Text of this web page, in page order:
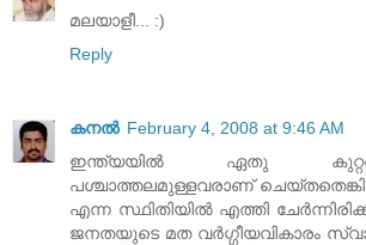
മലയാളീ... :)
Reply
കനല്‍ February 4, 2008 at 9:46 AM
ഇന്ത്യയില്‍ ഏതു
പശ്ചാത്തലമുള്ളവരാണ്
എന്ന സ്ഥിതിയില്‍ എത്തി
ജനതയുടെ മത വര്‍ഗ്ഗീയവികാരം